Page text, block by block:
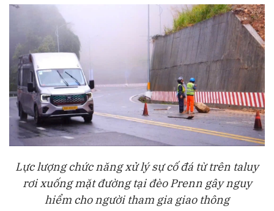
Lực lượng chức năng xử lý sự cố đá từ trên taluy
rơi xuống mặt đường tại đèo Prenn gây nguy
hiểm cho người tham gia giao thông